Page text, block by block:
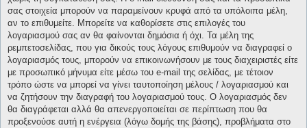
σας στοιχεία μπορούν να παραμείνουν κρυφά από τα υπόλοιπα μέλη,
αν το επιθυμείτε. Μπορείτε να καθορίσετε στις επιλογές του
λογαριασμού σας αν θα φαίνονται δημόσια ή όχι. Τα μέλη της
ρεμπετοσελίδας, που για δικούς τους λόγους επιθυμούν να διαγραφεί ο
λογαριασμός τους, μπορούν να επικοινωνήσουν με τους διαχειριστές είτε
με προσωπικό μήνυμα είτε μέσω του e-mail της σελίδας, με τέτοιον
τρόπο ώστε να μπορεί να γίνει ταυτοποίηση μέλους / λογαριασμού και
να ζητήσουν την διαγραφή του λογαριασμού τους. Ο λογαριασμός δεν
θα διαγράφεται αλλά θα απενεργοποιείται σε περίπτωση που θα
προξενούσε αυτή η ενέργεια (λόγω δομής της βάσης), προβλήματα στο